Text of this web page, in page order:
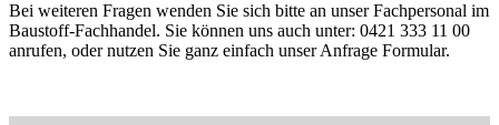
Bei weiteren Fragen wenden Sie sich bitte an unser Fachpersonal im
Baustoff-Fachhandel. Sie können uns auch unter: 0421 333 11 00
anrufen, oder nutzen Sie ganz einfach unser Anfrage Formular.